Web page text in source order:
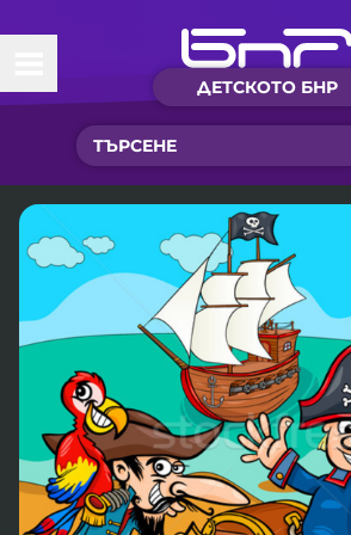
ДЕТСКОТО БНР
Начало
Какво ново?
Рубрики с вълшебства
Детско радио
Новините на детски език
Приказки
Песнички
Искри
Интересен архив
Нашите гости